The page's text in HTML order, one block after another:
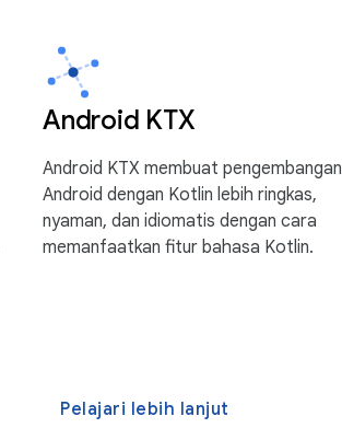
Android KTX
Android KTX membuat pengembangan
Android dengan Kotlin lebih ringkas,
nyaman, dan idiomatis dengan cara
memanfaatkan fitur bahasa Kotlin.
Pelajari lebih lanjut